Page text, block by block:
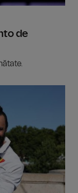
de